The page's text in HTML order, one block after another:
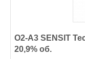
O2-A3 SENSIT
20,9% об.